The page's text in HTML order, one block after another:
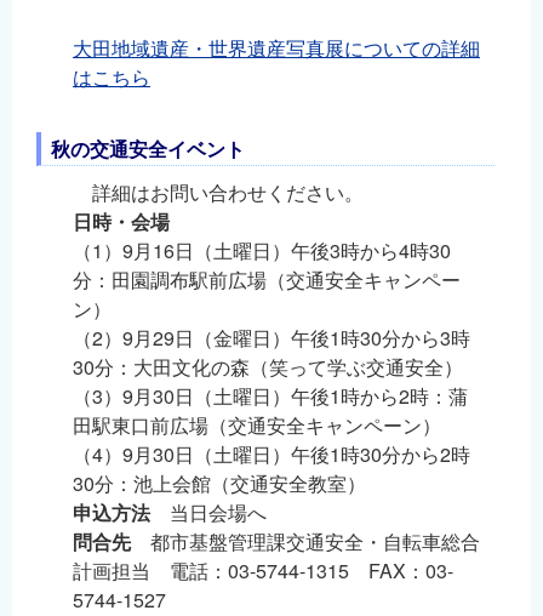
大田地域遺産・世界遺産写真展についての詳細
はこちら
秋の交通安全イベント
詳細はお問い合わせください。
日時・会場
（1）9月16日（土曜日）午後3時から4時30
分：田園調布駅前広場（交通安全キャンペー
ン）
（2）9月29日（金曜日）午後1時30分から3時
30分：大田文化の森（笑って学ぶ交通安全）
（3）9月30日（土曜日）午後1時から2時：蒲
田駅東口前広場（交通安全キャンペーン）
（4）9月30日（土曜日）午後1時30分から2時
30分：池上会館（交通安全教室）
申込方法当日会場へ
問合先都市基盤管理課交通安全・自転車総合
計画担当 電話：03-5744-1315 FAX：03-
5744-1527